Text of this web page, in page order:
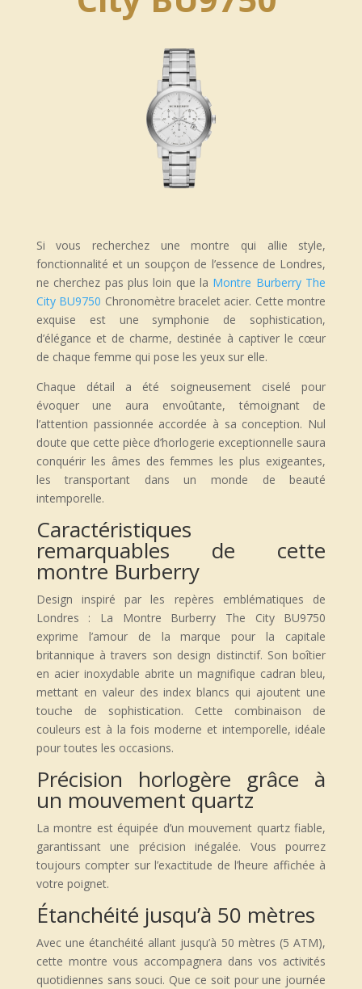
Si vous recherchez une montre qui allie style,
fonctionnalité et un soupçon de l’essence de Londres,
ne cherchez pas plus loin que la Montre Burberry The
City BU9750 Chronomètre bracelet acier. Cette montre
exquise est une symphonie de sophistication,
d’élégance et de charme, destinée à captiver le cœur
de chaque femme qui pose les yeux sur elle.
Chaque détail a été soigneusement ciselé pour
évoquer une aura envoûtante, témoignant de
l’attention passionnée accordée à sa conception. Nul
doute que cette pièce d’horlogerie exceptionnelle saura
conquérir les âmes des femmes les plus exigeantes,
les transportant dans un monde de beauté
intemporelle.
Caractéristiques
remarquables de cette
montre Burberry
Design inspiré par les repères emblématiques de
Londres : La Montre Burberry The City BU9750
exprime l’amour de la marque pour la capitale
britannique à travers son design distinctif. Son boîtier
en acier inoxydable abrite un magnifique cadran bleu,
mettant en valeur des index blancs qui ajoutent une
touche de sophistication. Cette combinaison de
couleurs est à la fois moderne et intemporelle, idéale
pour toutes les occasions.
Précision horlogère grâce à
un mouvement quartz
La montre est équipée d’un mouvement quartz fiable,
garantissant une précision inégalée. Vous pourrez
toujours compter sur l’exactitude de l’heure affichée à
votre poignet.
Étanchéité jusqu’à 50 mètres
Avec une étanchéité allant jusqu’à 50 mètres (5 ATM),
cette montre vous accompagnera dans vos activités
quotidiennes sans souci. Que ce soit pour une journée